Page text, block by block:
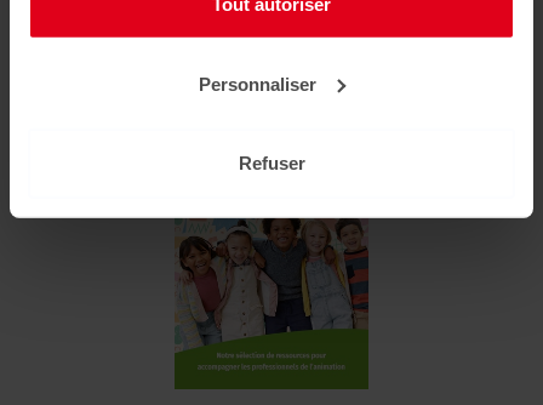
Personnaliser
Refuser